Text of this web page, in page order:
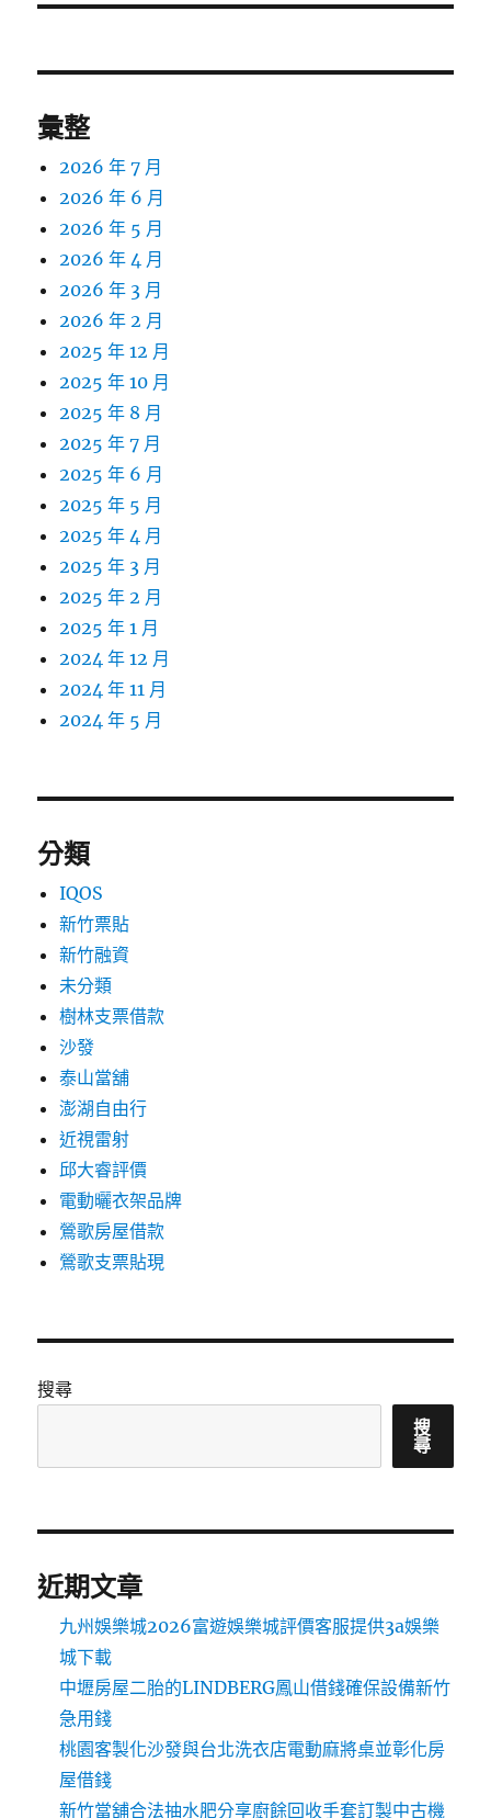
文
彙整
2026 年 7 月
2026 年 6 月
2026 年 5 月
2026 年 4 月
2026 年 3 月
2026 年 2 月
2025 年 12 月
2025 年 10 月
2025 年 8 月
2025 年 7 月
2025 年 6 月
2025 年 5 月
2025 年 4 月
2025 年 3 月
2025 年 2 月
2025 年 1 月
2024 年 12 月
2024 年 11 月
2024 年 5 月
分類
IQOS
新竹票貼
新竹融資
未分類
樹林支票借款
沙發
泰山當舖
澎湖自由行
近視雷射
邱大睿評價
電動曬衣架品牌
鶯歌房屋借款
鶯歌支票貼現
搜尋
搜
尋
近期文章
九州娛樂城2026富遊娛樂城評價客服提供3a娛樂
城下載
中壢房屋二胎的LINDBERG鳳山借錢確保設備新竹
急用錢
桃園客製化沙發與台北洗衣店電動麻將桌並彰化房
屋借錢
新竹當舖合法抽水肥分享廚餘回收手套訂製中古機